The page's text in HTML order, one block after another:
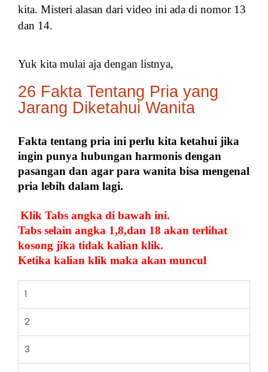
kita. Misteri alasan dari video ini ada di nomor 13
dan 14.
Yuk kita mulai aja dengan listnya,
26 Fakta Tentang Pria yang
Jarang Diketahui Wanita
Fakta tentang pria ini perlu kita ketahui jika
ingin punya hubungan harmonis dengan
pasangan dan agar para wanita bisa mengenal
pria lebih dalam lagi.
Klik Tabs angka di bawah ini.
Tabs selain angka 1,8,dan 18 akan terlihat
kosong jika tidak kalian klik.
Ketika kalian klik maka akan muncul
1
2
3